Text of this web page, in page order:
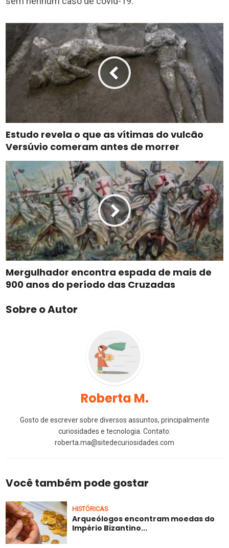
Estudo revela o que as vítimas do vulcão
Versúvio comeram antes de morrer
Mergulhador encontra espada de mais de
900 anos do período das Cruzadas
Sobre o Autor
Roberta M.
Gosto de escrever sobre diversos assuntos, principalmente
curiosidades e tecnologia. Contato:
roberta.ma@sitedecuriosidades.com
Você também pode gostar
HISTÓRICAS
Arqueólogos encontram moedas do
Império Bizantino...